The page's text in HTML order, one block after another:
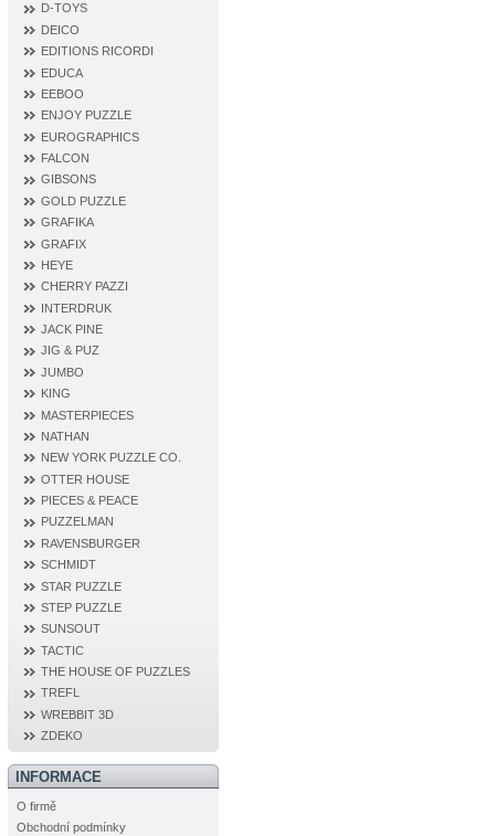
D‐TOYS
DEICO
EDITIONS RICORDI
EDUCA
EEBOO
ENJOY PUZZLE
EUROGRAPHICS
FALCON
GIBSONS
GOLD PUZZLE
GRAFIKA
GRAFIX
HEYE
CHERRY PAZZI
INTERDRUK
JACK PINE
JIG & PUZ
JUMBO
KING
MASTERPIECES
NATHAN
NEW YORK PUZZLE CO.
OTTER HOUSE
PIECES & PEACE
PUZZELMAN
RAVENSBURGER
SCHMIDT
STAR PUZZLE
STEP PUZZLE
SUNSOUT
TACTIC
THE HOUSE OF PUZZLES
TREFL
WREBBIT 3D
ZDEKO
INFORMACE
O firmě
Obchodní podmínky